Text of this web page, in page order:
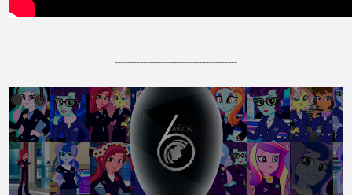
----------------------------------------------------------------------------------------------------------
---------------------------------------